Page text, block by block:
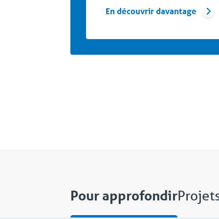
En découvrir davantage
Pour approfondir